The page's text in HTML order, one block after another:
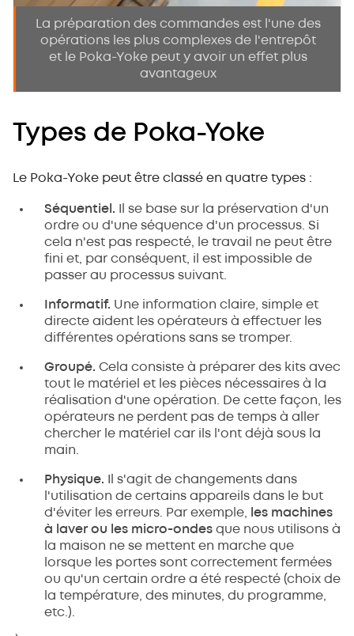
La préparation des commandes est l'une des
opérations les plus complexes de l'entrepôt
et le Poka-Yoke peut y avoir un effet plus
avantageux
Types de Poka-Yoke
Le Poka-Yoke peut être classé en quatre types :
Séquentiel. Il se base sur la préservation d'un
ordre ou d'une séquence d'un processus. Si
cela n'est pas respecté, le travail ne peut être
fini et, par conséquent, il est impossible de
passer au processus suivant.
Informatif. Une information claire, simple et
directe aident les opérateurs à effectuer les
différentes opérations sans se tromper.
Groupé. Cela consiste à préparer des kits avec
tout le matériel et les pièces nécessaires à la
réalisation d'une opération. De cette façon, les
opérateurs ne perdent pas de temps à aller
chercher le matériel car ils l'ont déjà sous la
main.
Physique. Il s'agit de changements dans
l'utilisation de certains appareils dans le but
d'éviter les erreurs. Par exemple, les machines
à laver ou les micro-ondes que nous utilisons à
la maison ne se mettent en marche que
lorsque les portes sont correctement fermées
ou qu'un certain ordre a été respecté (choix de
la température, des minutes, du programme,
etc.).